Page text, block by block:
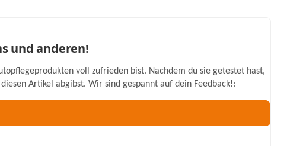
und anderen!
voll zufrieden bist. Nachdem du sie getestet hast,
Artikel abgibst. Wir sind gespannt auf dein Feedback!: